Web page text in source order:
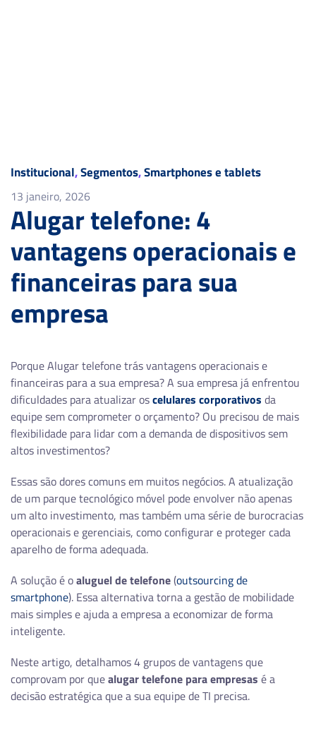
Institucional,Segmentos,Smartphones e tablets
13 janeiro, 2026
Alugar telefone: 4
vantagens operacionais e
financeiras para sua
empresa
Porque Alugar telefone trás vantagens operacionais e
financeiras para a sua empresa? A sua empresa já enfrentou
dificuldades para atualizar oscelulares corporativos da
equipe sem comprometer o orçamento? Ou precisou de mais
flexibilidade para lidar com a demanda de dispositivos sem
altos investimentos?
Essas são dores comuns em muitos negócios. A atualização
de um parque tecnológico móvel pode envolver não apenas
um alto investimento, mas também uma série de burocracias
operacionais e gerenciais, como configurar e proteger cada
aparelho de forma adequada.
A solução é oaluguel de telefone(outsourcing de
smartphone). Essa alternativa torna a gestão de mobilidade
mais simples e ajuda a empresa a economizar de forma
inteligente.
Neste artigo, detalhamos 4 grupos de vantagens que
comprovam por quealugar telefone para empresas é a
decisão estratégica que a sua equipe de TI precisa.